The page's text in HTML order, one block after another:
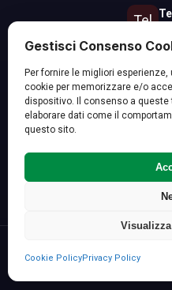
Tel
Mail
Pin Zona
© 2024 Eco Zucchet S.r.l.
Gestisci Consenso
Per fornire le migliori
cookie per memorizzare e/o
dispositivo. Il consenso a
elaborare dati come il
questo sito.
Cookie PolicyPrivacy Policy